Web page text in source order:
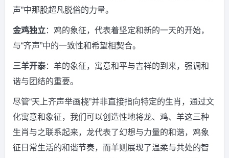
声”中那股超凡脱俗的力量。
金鸡独立：鸡的象征，代表着坚定和新的一天的开始，
与“齐声”中的一致性和希望相契合。
三羊开泰：羊的象征，寓意和平与吉祥的到来，强调和
谐与团结的重要。
尽管“天上齐声举画桡”并非直接指向特定的生肖，通过文
化寓意和象征，我们可以创造性地将龙、鸡、羊这三种
生肖与之联系起来，龙代表了幻想与力量的和谐，鸡象
征日常生活的和谐节奏，而羊则展现了温柔与共处的智